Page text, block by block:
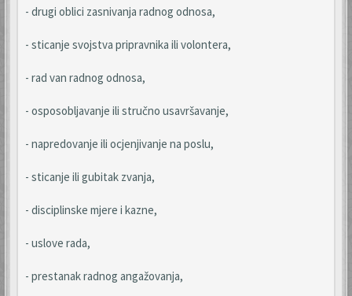
- drugi oblici zasnivanja radnog odnosa,
- sticanje svojstva pripravnika ili volontera,
- rad van radnog odnosa,
- osposobljavanje ili stručno usavršavanje,
- napredovanje ili ocjenjivanje na poslu,
- sticanje ili gubitak zvanja,
- disciplinske mjere i kazne,
- uslove rada,
- prestanak radnog angažovanja,